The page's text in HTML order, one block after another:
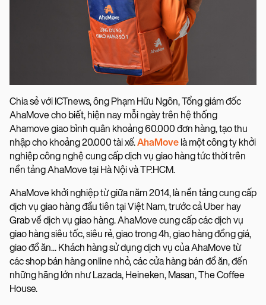
Chia sẻ với ICTnews, ông Phạm Hữu Ngôn, Tổng giám đốc
AhaMove cho biết, hiện nay mỗi ngày trên hệ thống
Ahamove giao bình quân khoảng 60.000 đơn hàng, tạo thu
nhập cho khoảng 20.000 tài xế.AhaMove là một công ty khởi
nghiệp công nghệ cung cấp dịch vụ giao hàng tức thời trên
nền tảng AhaMove tại Hà Nội và TP.HCM.
AhaMove khởi nghiệp từ giữa năm 2014, là nền tảng cung cấp
dịch vụ giao hàng đầu tiên tại Việt Nam, trước cả Uber hay
Grab về dịch vụ giao hàng. AhaMove cung cấp các dịch vụ
giao hàng siêu tốc, siêu rẻ, giao trong 4h, giao hàng đồng giá,
giao đồ ăn... Khách hàng sử dụng dịch vụ của AhaMove từ
các shop bán hàng online nhỏ, các cửa hàng bán đồ ăn, đến
những hãng lớn như Lazada, Heineken, Masan, The Coffee
House.